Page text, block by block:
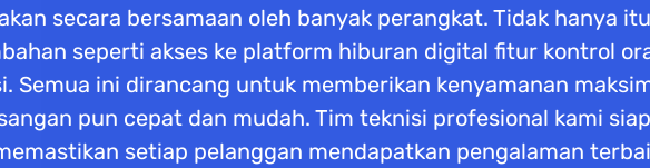
secara bersamaan oleh banyak perangkat. Tidak hanya
seperti akses ke platform hiburan digital fitur kontrol
Semua ini dirancang untuk memberikan kenyamanan
pun cepat dan mudah. Tim teknisi profesional kami
setiap pelanggan mendapatkan pengalaman